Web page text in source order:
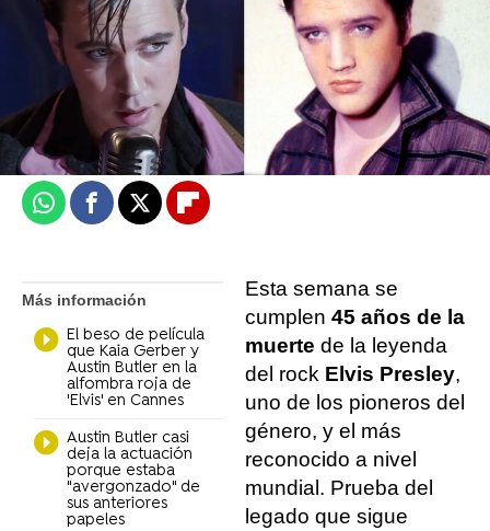
Daniel Gómez
Madrid
Publicado:17 de agosto de 2022, 13:47
WhatsappFacebook
X Flipboard
Más información
El beso de película
que Kaia Gerber y
Austin Butler en la
alfombra roja de
'Elvis' en Cannes
Austin Butler casi
deja la actuación
porque estaba
"avergonzado" de
sus anteriores
papeles
Esta semana se
cumplen 45 años de la
muerte de la leyenda
del rock Elvis Presley,
uno de los pioneros del
género, y el más
reconocido a nivel
mundial. Prueba del
legado que sigue